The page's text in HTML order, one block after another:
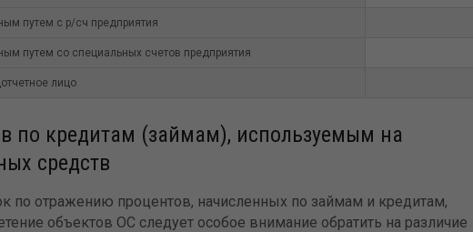
путем с р/сч предприятия
путем со специальных счетов предприятия
лицо
по кредитам (займам), используемым на
средств
по отражению процентов, начисленных по займам и кредитам,
объектов ОС следует особое внимание обратить на различие